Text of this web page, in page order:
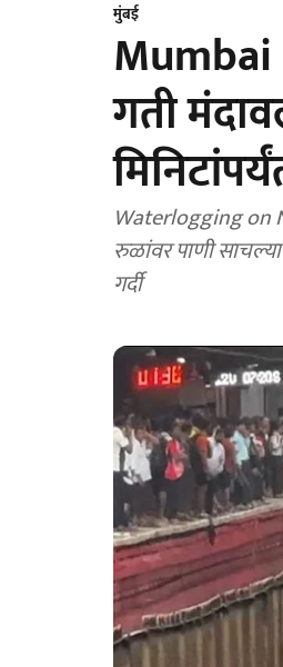
मुंबई
Mumbai
गती
Waterlogging on
रुळांवर पाणी
गर्दी